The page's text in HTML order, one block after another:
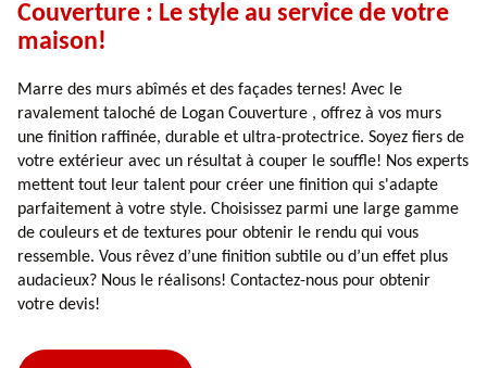
Couverture : Le style au service de votre
maison!
Marre des murs abîmés et des façades ternes! Avec le
ravalement taloché de Logan Couverture , offrez à vos murs
une finition raffinée, durable et ultra-protectrice. Soyez fiers de
votre extérieur avec un résultat à couper le souffle! Nos experts
mettent tout leur talent pour créer une finition qui s'adapte
parfaitement à votre style. Choisissez parmi une large gamme
de couleurs et de textures pour obtenir le rendu qui vous
ressemble. Vous rêvez d’une finition subtile ou d’un effet plus
audacieux? Nous le réalisons! Contactez-nous pour obtenir
votre devis!